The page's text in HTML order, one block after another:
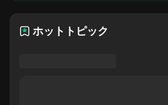
ホットトピック